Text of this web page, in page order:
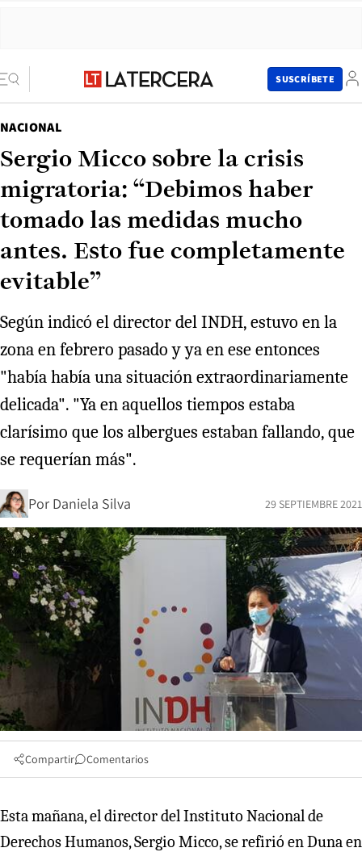
SUSCRÍBETE
NACIONAL
Sergio Micco sobre la crisis
migratoria: “Debimos haber
tomado las medidas mucho
antes. Esto fue completamente
evitable”
Según indicó el director del INDH, estuvo en la
zona en febrero pasado y ya en ese entonces
"había había una situación extraordinariamente
delicada". "Ya en aquellos tiempos estaba
clarísimo que los albergues estaban fallando, que
se requerían más".
Por Daniela Silva 29 SEPTIEMBRE 2021
Compartir Comentarios
Esta mañana, el director del Instituto Nacional de
Derechos Humanos, Sergio Micco, se refirió en Duna en